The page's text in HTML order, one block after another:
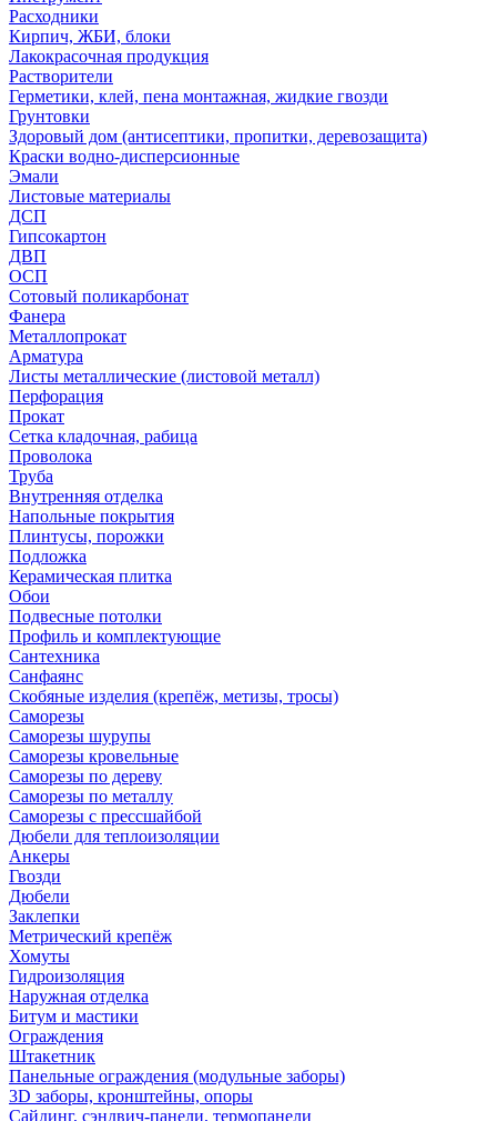
Расходники
Кирпич, ЖБИ, блоки
Лакокрасочная продукция
Растворители
Герметики, клей, пена монтажная, жидкие гвозди
Грунтовки
Здоровый дом (антисептики, пропитки, деревозащита)
Краски водно-дисперсионные
Эмали
Листовые материалы
ДСП
Гипсокартон
ДВП
ОСП
Сотовый поликарбонат
Фанера
Металлопрокат
Арматура
Листы металлические (листовой металл)
Перфорация
Прокат
Сетка кладочная, рабица
Проволока
Труба
Внутренняя отделка
Напольные покрытия
Плинтусы, порожки
Подложка
Керамическая плитка
Обои
Подвесные потолки
Профиль и комплектующие
Сантехника
Санфаянс
Скобяные изделия (крепёж, метизы, тросы)
Саморезы
Саморезы шурупы
Саморезы кровельные
Саморезы по дереву
Саморезы по металлу
Саморезы с прессшайбой
Дюбели для теплоизоляции
Анкеры
Гвозди
Дюбели
Заклепки
Метрический крепёж
Хомуты
Гидроизоляция
Наружная отделка
Битум и мастики
Ограждения
Штакетник
Панельные ограждения (модульные заборы)
3D заборы, кронштейны, опоры
Cайдинг, сэндвич-панели, термопанели